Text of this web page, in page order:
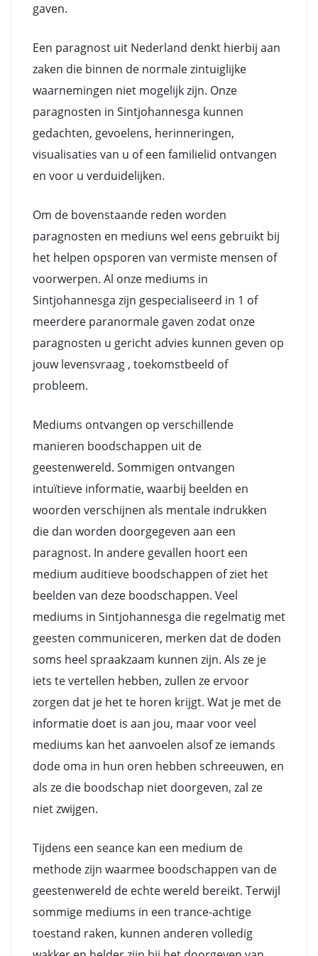
gaven.
Een paragnost uit Nederland denkt hierbij aan
zaken die binnen de normale zintuiglijke
waarnemingen niet mogelijk zijn. Onze
paragnosten in Sintjohannesga kunnen
gedachten, gevoelens, herinneringen,
visualisaties van u of een familielid ontvangen
en voor u verduidelijken.
Om de bovenstaande reden worden
paragnosten en mediuns wel eens gebruikt bij
het helpen opsporen van vermiste mensen of
voorwerpen. Al onze mediums in
Sintjohannesga zijn gespecialiseerd in 1 of
meerdere paranormale gaven zodat onze
paragnosten u gericht advies kunnen geven op
jouw levensvraag , toekomstbeeld of
probleem.
Mediums ontvangen op verschillende
manieren boodschappen uit de
geestenwereld. Sommigen ontvangen
intuïtieve informatie, waarbij beelden en
woorden verschijnen als mentale indrukken
die dan worden doorgegeven aan een
paragnost. In andere gevallen hoort een
medium auditieve boodschappen of ziet het
beelden van deze boodschappen. Veel
mediums in Sintjohannesga die regelmatig met
geesten communiceren, merken dat de doden
soms heel spraakzaam kunnen zijn. Als ze je
iets te vertellen hebben, zullen ze ervoor
zorgen dat je het te horen krijgt. Wat je met de
informatie doet is aan jou, maar voor veel
mediums kan het aanvoelen alsof ze iemands
dode oma in hun oren hebben schreeuwen, en
als ze die boodschap niet doorgeven, zal ze
niet zwijgen.
Tijdens een seance kan een medium de
methode zijn waarmee boodschappen van de
geestenwereld de echte wereld bereikt. Terwijl
sommige mediums in een trance-achtige
toestand raken, kunnen anderen volledig